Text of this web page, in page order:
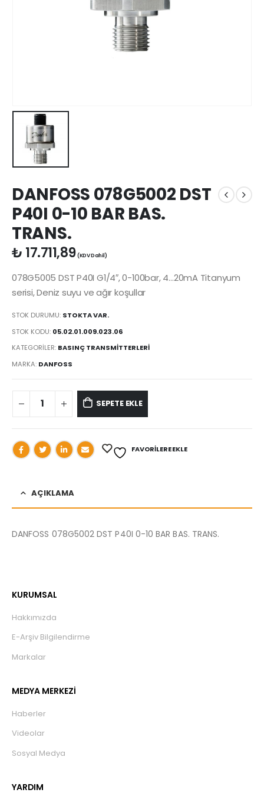
DANFOSS 078G5002 DST
P40I 0-10 BAR BAS.
TRANS.
₺ 17.711,89(KDV Dahil)
078G5005 DST P40I G1/4″, 0-100bar, 4…20mA Titanyum
serisi, Deniz suyu ve ağır koşullar
STOK DURUMU: STOKTA VAR.
STOK KODU: 05.02.01.009.023.06
KATEGORILER: BASINÇ TRANSMİTTERLERİ
MARKA: DANFOSS
SEPETE EKLE
FAVORILERE EKLE
AÇIKLAMA
DANFOSS 078G5002 DST P40I 0-10 BAR BAS. TRANS.
KURUMSAL
Hakkımızda
E-Arşiv Bilgilendirme
Markalar
MEDYA MERKEZİ
Haberler
Videolar
Sosyal Medya
YARDIM